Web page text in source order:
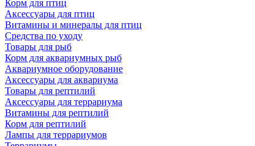
Корм для птиц
Аксессуары для птиц
Витамины и минералы для птиц
Средства по уходу
Товары для рыб
Корм для аквариумных рыб
Аквариумное оборудование
Аксессуары для аквариума
Товары для рептилий
Аксессуары для террариума
Витамины для рептилий
Корм для рептилий
Лампы для террариумов